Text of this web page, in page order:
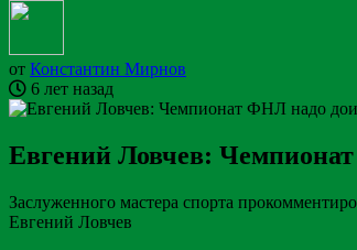
от Константин Мирнов
6 лет назад
Евгений Ловчев:
Заслуженного мастера спорта
Евгений Ловчев